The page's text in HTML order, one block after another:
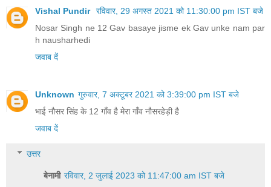
Vishal Pundir रविवार, 29 अगस्त 2021 को 11:30:00 pm IST बजे
Nosar Singh ne 12 Gav basaye jisme ek Gav unke nam par
h nausharhedi
जवाब दें
Unknown गुरुवार, 7 अक्टूबर 2021 को 3:39:00 pm IST बजे
भाई नौसर सिंह के 12 गाँव है मेरा गाँव नौसरहेड़ी है
जवाब दें
उत्तर
बेनामी रविवार, 2 जुलाई 2023 को 11:47:00 am IST बजे